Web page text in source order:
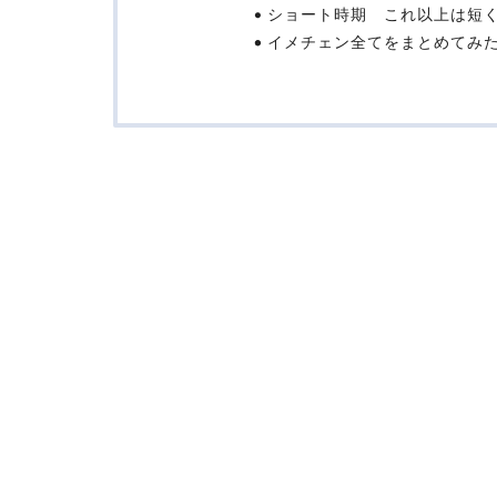
ショート時期 これ以上は短
イメチェン全てをまとめてみ